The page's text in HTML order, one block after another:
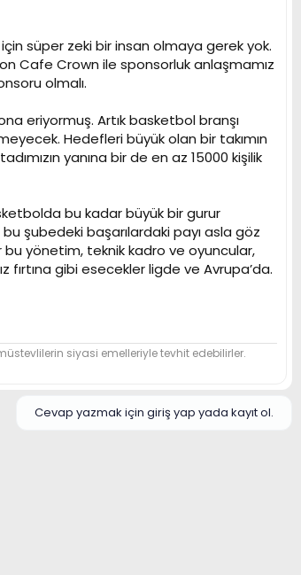
süper zeki bir insan olmaya gerek yok.
Cafe Crown ile sponsorluk anlaşmamız
olmalı.
eriyormuş. Artık basketbol branşı
Hedefleri büyük olan bir takımın
yanına bir de en az 15000 kişilik
bu kadar büyük bir gurur
şubedeki başarılardaki payı asla göz
bu yönetim, teknik kadro ve oyuncular,
fırtına gibi esecekler ligde ve Avrupa’da.
siyasi emelleriyle tevhit edebilirler.
Cevap yazmak için giriş yap yada kayıt ol.